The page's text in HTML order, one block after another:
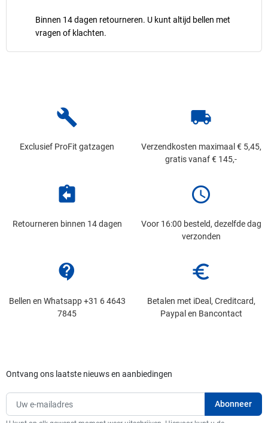
Binnen 14 dagen retourneren. U kunt altijd bellen met
vragen of klachten.
build
Exclusief ProFit gatzagen
local_shipping
Verzendkosten maximaal € 5,45,
gratis vanaf € 145,-
assignment_return
Retourneren binnen 14 dagen
schedule
Voor 16:00 besteld, dezelfde dag
verzonden
contact_support
Bellen en Whatsapp +31 6 4643
7845
euro_symbol
Betalen met iDeal, Creditcard,
Paypal en Bancontact
Ontvang ons laatste nieuws en aanbiedingen